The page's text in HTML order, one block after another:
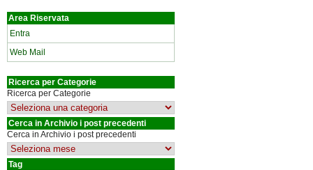
Area Riservata
Entra
Web Mail
Ricerca per Categorie
Ricerca per Categorie
Cerca in Archivio i post precedenti
Cerca in Archivio i post precedenti
Tag